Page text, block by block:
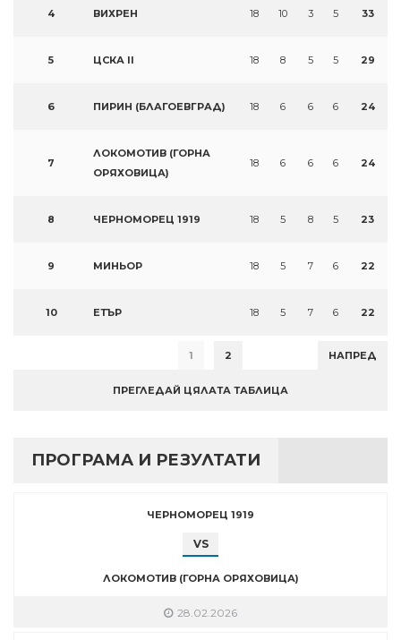
4 ВИХРЕН 18 10 3 5 33
5 ЦСКА II 18 8 5 5 29
6 ПИРИН (БЛАГОЕВГРАД) 18 6 6 6 24
7
ЛОКОМОТИВ (ГОРНА
ОРЯХОВИЦА)
18 6 6 6 24
8 ЧЕРНОМОРЕЦ 1919 18 5 8 5 23
9 МИНЬОР 18 5 7 6 22
10 ЕТЪР 18 5 7 6 22
1 2 НАПРЕД
ПРЕГЛЕДАЙ ЦЯЛАТА ТАБЛИЦА
ПРОГРАМА И РЕЗУЛТАТИ
ЧЕРНОМОРЕЦ 1919
VS
ЛОКОМОТИВ (ГОРНА ОРЯХОВИЦА)
28.02.2026